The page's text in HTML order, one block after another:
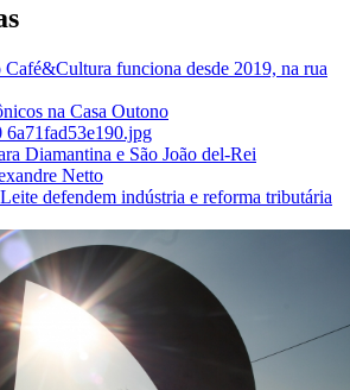
na Casa Outono
Diamantina e São João del-Rei
defendem indústria e reforma tributária